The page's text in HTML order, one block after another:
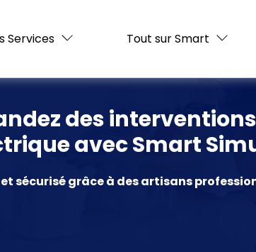
Services Tout sur Smart
des
avec Smart
sécurisé grâce à des artisans